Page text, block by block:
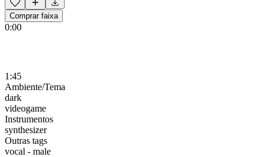
Comprar faixa
0:00
1:45
Ambiente/Tema
dark
videogame
Instrumentos
synthesizer
Outras tags
vocal - male